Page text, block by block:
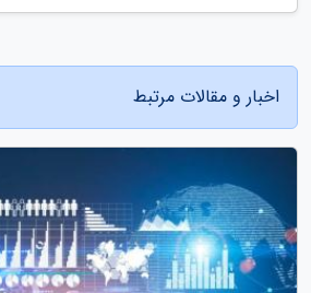
اخبار و مقالات مرتبط